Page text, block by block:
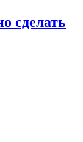
сделать